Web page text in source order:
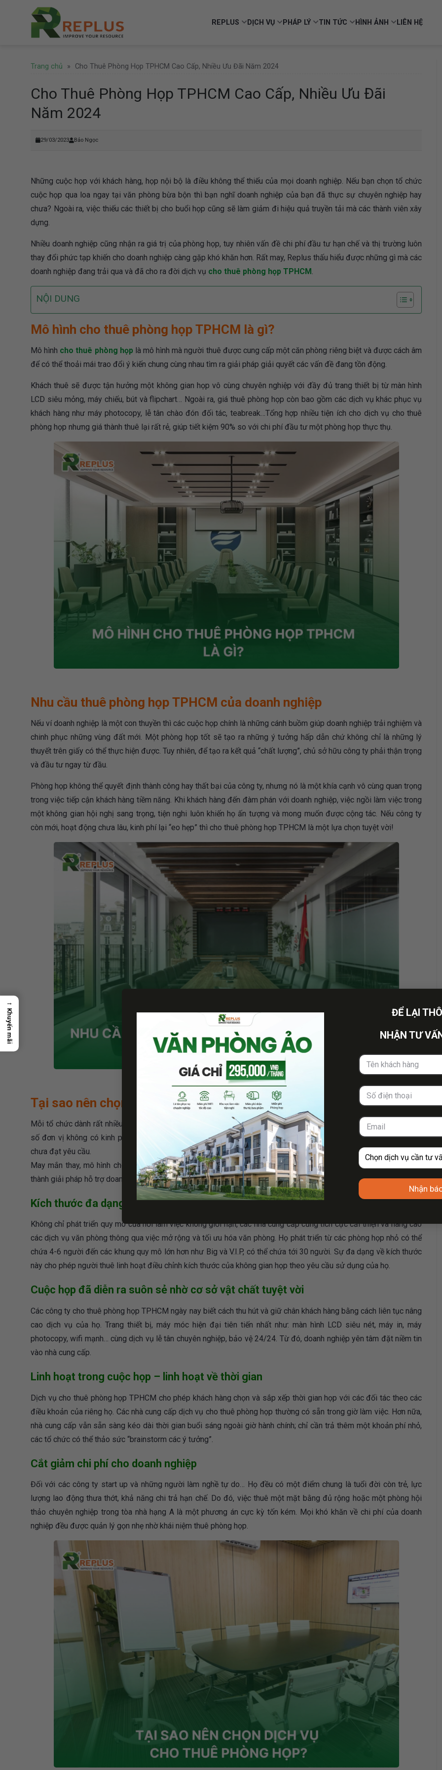
ĐỂ LẠI
NHẬN TƯ
Nhận
REPLUS DỊCH VỤ PHÁP LÝ TIN TỨC HÌNH ẢNH LIÊN HỆ
Trang chủ » Cho Thuê Phòng Họp TPHCM Cao Cấp, Nhiều Ưu Đãi Năm 2024
Cho Thuê Phòng Họp TPHCM Cao Cấp, Nhiều Ưu Đãi
Năm 2024
29/03/2023 Bảo Ngọc
Những cuộc họp với khách hàng, họp nội bộ là điều không thể thiếu của mọi doanh nghiệp. Nếu bạn chọn tổ chức
cuộc họp qua loa ngay tại văn phòng bừa bộn thì bạn nghĩ doanh nghiệp của bạn đã thực sự chuyên nghiệp hay
chưa? Ngoài ra, việc thiếu các thiết bị cho buổi họp cũng sẽ làm giảm đi hiệu quả truyền tải mà các thành viên xây
dựng.
Nhiều doanh nghiệp cũng nhận ra giá trị của phòng họp, tuy nhiên vấn đề chi phí đầu tư hạn chế và thị trường luôn
thay đổi phức tạp khiến cho doanh nghiệp càng gặp khó khăn hơn. Rất may, Replus thấu hiểu được những gì mà các
doanh nghiệp đang trải qua và đã cho ra đời dịch vụ cho thuê phòng họp TPHCM .
NỘI DUNG
Mô hình cho thuê phòng họp TPHCM là gì?
Mô hình cho thuê phòng họplà mô hình mà người thuê được cung cấp một căn phòng riêng biệt và được cách âm
để có thể thoải mái trao đổi ý kiến chung cùng nhau tìm ra giải pháp giải quyết các vấn đề đang tồn động.
Khách thuê sẽ được tận hưởng một không gian họp vô cùng chuyên nghiệp với đầy đủ trang thiết bị từ màn hình
LCD siêu mỏng, máy chiếu, bút và flipchart… Ngoài ra, giá thuê phòng họp còn bao gồm các dịch vụ khác phục vụ
khách hàng như máy photocopy, lễ tân chào đón đối tác, teabreak…Tổng hợp nhiều tiện ích cho dịch vụ cho thuê
phòng họp nhưng giá thành thuê lại rất rẻ, giúp tiết kiệm 90% so với chi phí đầu tư một phòng họp thực thụ.
Nhu cầu thuê phòng họp TPHCM của doanh nghiệp
Nếu ví doanh nghiệp là một con thuyền thì các cuộc họp chính là những cánh buồm giúp doanh nghiệp trải nghiệm và
chinh phục những vùng đất mới. Một phòng họp tốt sẽ tạo ra những ý tưởng hấp dẫn chứ không chỉ là những lý
thuyết trên giấy có thể thực hiện được. Tuy nhiên, để tạo ra kết quả “chất lượng”, chủ sở hữu công ty phải thận trọng
và đầu tư ngay từ đầu.
Phòng họp không thể quyết định thành công hay thất bại của công ty, nhưng nó là một khía cạnh vô cùng quan trọng
trong việc tiếp cận khách hàng tiềm năng. Khi khách hàng đến đàm phán với doanh nghiệp, việc ngồi làm việc trong
một không gian hội nghị sang trọng, tiện nghi luôn khiến họ ấn tượng và mong muốn được cộng tác. Nếu công ty
còn mới, hoạt động chưa lâu, kinh phí lại “eo hẹp” thì cho thuê phòng họp TPHCM là một lựa chọn tuyệt vời!
Tại sao nên chọn dịch vụ cho thuê phòng họp?
Mỗi tổ chức dành rất nhiều thời gian, công sức và tiền bạc để phát triển phòng họp của riêng mình. Tuy nhiên, một
số đơn vị không có kinh phí đầu tư thỏa đáng nên chỉ có thể họp tại nơi làm việc, dẫn đến chất lượng cuộc họp
chưa đạt yêu cầu.
May mắn thay, mô hình cho thuê phòng họp TPHCM đã ra đời. Với những lợi ích bất ngờ sau đây, bạn có thể trở
thành giải pháp hỗ trợ doanh nghiệp:
Kích thước đa dạng đáp ứng nhiều nhu cầu khác nhau
Không chỉ phát triển quy mô của nơi làm việc không giới hạn, các nhà cung cấp cũng tích cực cải thiện và nâng cao
các dịch vụ văn phòng thông qua việc mở rộng và tối ưu hóa văn phòng. Họ phát triển từ các phòng họp nhỏ có thể
chứa 4-6 người đến các khung quy mô lớn hơn như Big và V.I.P, có thể chứa tới 30 người. Sự đa dạng về kích thước
này cho phép người thuê linh hoạt điều chỉnh kích thước của không gian họp theo yêu cầu sử dụng của họ.
Cuộc họp đã diễn ra suôn sẻ nhờ cơ sở vật chất tuyệt vời
Các công ty cho thuê phòng họp TPHCM ngày nay biết cách thu hút và giữ chân khách hàng bằng cách liên tục nâng
cao dịch vụ của họ. Trang thiết bị, máy móc hiện đại tiên tiến nhất như: màn hình LCD siêu nét, máy in, máy
photocopy, wifi mạnh… cùng dịch vụ lễ tân chuyên nghiệp, bảo vệ 24/24. Từ đó, doanh nghiệp yên tâm đặt niềm tin
vào nhà cung cấp.
Linh hoạt trong cuộc họp – linh hoạt về thời gian
Dịch vụ cho thuê phòng họp TPHCM cho phép khách hàng chọn và sắp xếp thời gian họp với các đối tác theo các
điều khoản của riêng họ. Các nhà cung cấp dịch vụ cho thuê phòng họp thường có sẵn trong giờ làm việc. Hơn nữa,
nhà cung cấp vẫn sẵn sàng kéo dài thời gian buổi sáng ngoài giờ hành chính; chỉ cần trả thêm một khoản phí nhỏ,
các tổ chức có thể thảo sức “brainstorm các ý tưởng”.
Cắt giảm chi phí cho doanh nghiệp
Đối với các công ty start up và những người làm nghề tự do… Họ đều có một điểm chung là tuổi đời còn trẻ, lực
lượng lao động thưa thớt, khả năng chi trả hạn chế. Do đó, việc thuê một mặt bằng đủ rộng hoặc một phòng hội
thảo chuyên nghiệp trong tòa nhà hạng A là một phương án cực kỳ tốn kém. Mọi khó khăn về chi phí của doanh
nghiệp đều được quản lý gọn nhẹ nhờ khái niệm thuê phòng họp.
→
Khuyến mãi